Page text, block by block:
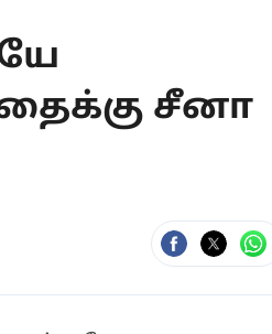
சீனா